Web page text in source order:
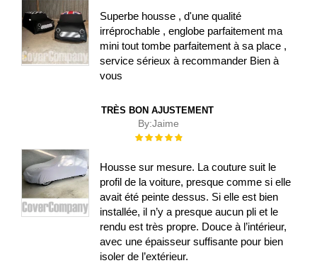
Superbe housse , d'une qualité
irréprochable , englobe parfaitement ma
mini tout tombe parfaitement à sa place ,
service sérieux à recommander Bien à
vous
TRÈS BON AJUSTEMENT
By:Jaime
Évaluation :
Housse sur mesure. La couture suit le
profil de la voiture, presque comme si elle
avait été peinte dessus. Si elle est bien
installée, il n’y a presque aucun pli et le
rendu est très propre. Douce à l’intérieur,
avec une épaisseur suffisante pour bien
isoler de l’extérieur.